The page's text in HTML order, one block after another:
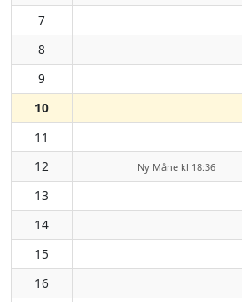
7
8
9
10
11
12 Ny Måne kl 18:36
13
14
15
16